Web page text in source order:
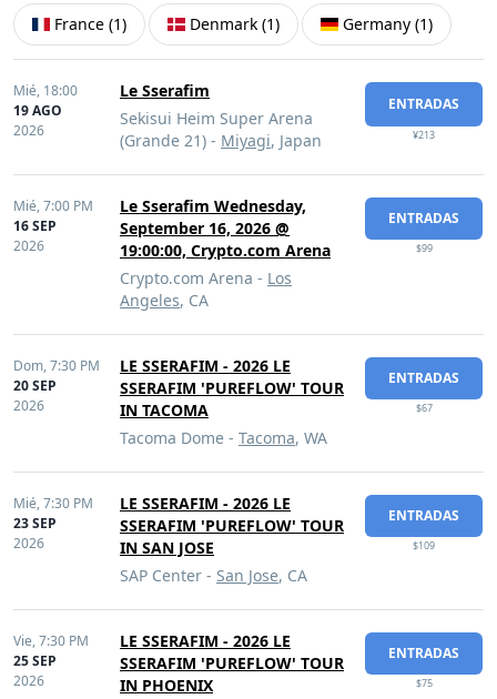
France (1) Denmark (1) Germany (1)
Mié, 18:00
19 AGO
2026
Le Sserafim
Sekisui Heim Super Arena
(Grande 21) - Miyagi, Japan
ENTRADAS
¥213
Mié,7:00 PM
16 SEP
2026
Le Sserafim Wednesday,
September 16, 2026 @
19:00:00, Crypto.com Arena
Crypto.com Arena - Los
Angeles, CA
ENTRADAS
$99
Dom,7:30 PM
20 SEP
2026
LE SSERAFIM - 2026 LE
SSERAFIM 'PUREFLOW' TOUR
IN TACOMA
Tacoma Dome - Tacoma, WA
ENTRADAS
$67
Mié,7:30 PM
23 SEP
2026
LE SSERAFIM - 2026 LE
SSERAFIM 'PUREFLOW' TOUR
IN SAN JOSE
SAP Center - San Jose, CA
ENTRADAS
$109
Vie,7:30 PM
25 SEP
2026
LE SSERAFIM - 2026 LE
SSERAFIM 'PUREFLOW' TOUR
IN PHOENIX
ENTRADAS
$75